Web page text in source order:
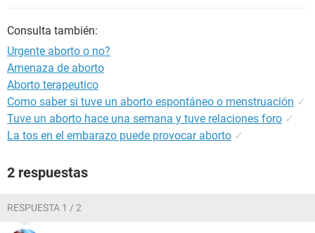
Consulta también:
Urgente aborto o no?
Amenaza de aborto
Aborto terapeutico
Como saber si tuve un aborto espontáneo o menstruación ✓
Tuve un aborto hace una semana y tuve relaciones foro ✓
La tos en el embarazo puede provocar aborto ✓
2 respuestas
RESPUESTA 1 / 2